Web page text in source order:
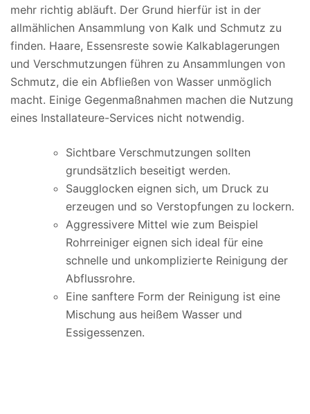
mehr richtig abläuft. Der Grund hierfür ist in der
allmählichen Ansammlung von Kalk und Schmutz zu
finden. Haare, Essensreste sowie Kalkablagerungen
und Verschmutzungen führen zu Ansammlungen von
Schmutz, die ein Abfließen von Wasser unmöglich
macht. Einige Gegenmaßnahmen machen die Nutzung
eines Installateure-Services nicht notwendig.
Sichtbare Verschmutzungen sollten
grundsätzlich beseitigt werden.
Saugglocken eignen sich, um Druck zu
erzeugen und so Verstopfungen zu lockern.
Aggressivere Mittel wie zum Beispiel
Rohrreiniger eignen sich ideal für eine
schnelle und unkomplizierte Reinigung der
Abflussrohre.
Eine sanftere Form der Reinigung ist eine
Mischung aus heißem Wasser und
Essigessenzen.